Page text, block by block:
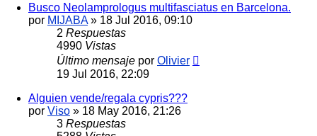
Busco Neolamprologus multifasciatus en Barcelona.
por MIJABA» 18 Jul 2016, 09:10
2 Respuestas
4990 Vistas
Último mensaje por Olivier
19 Jul 2016, 22:09
Alguien vende/regala cypris???
por Viso » 18 May 2016, 21:26
3 Respuestas